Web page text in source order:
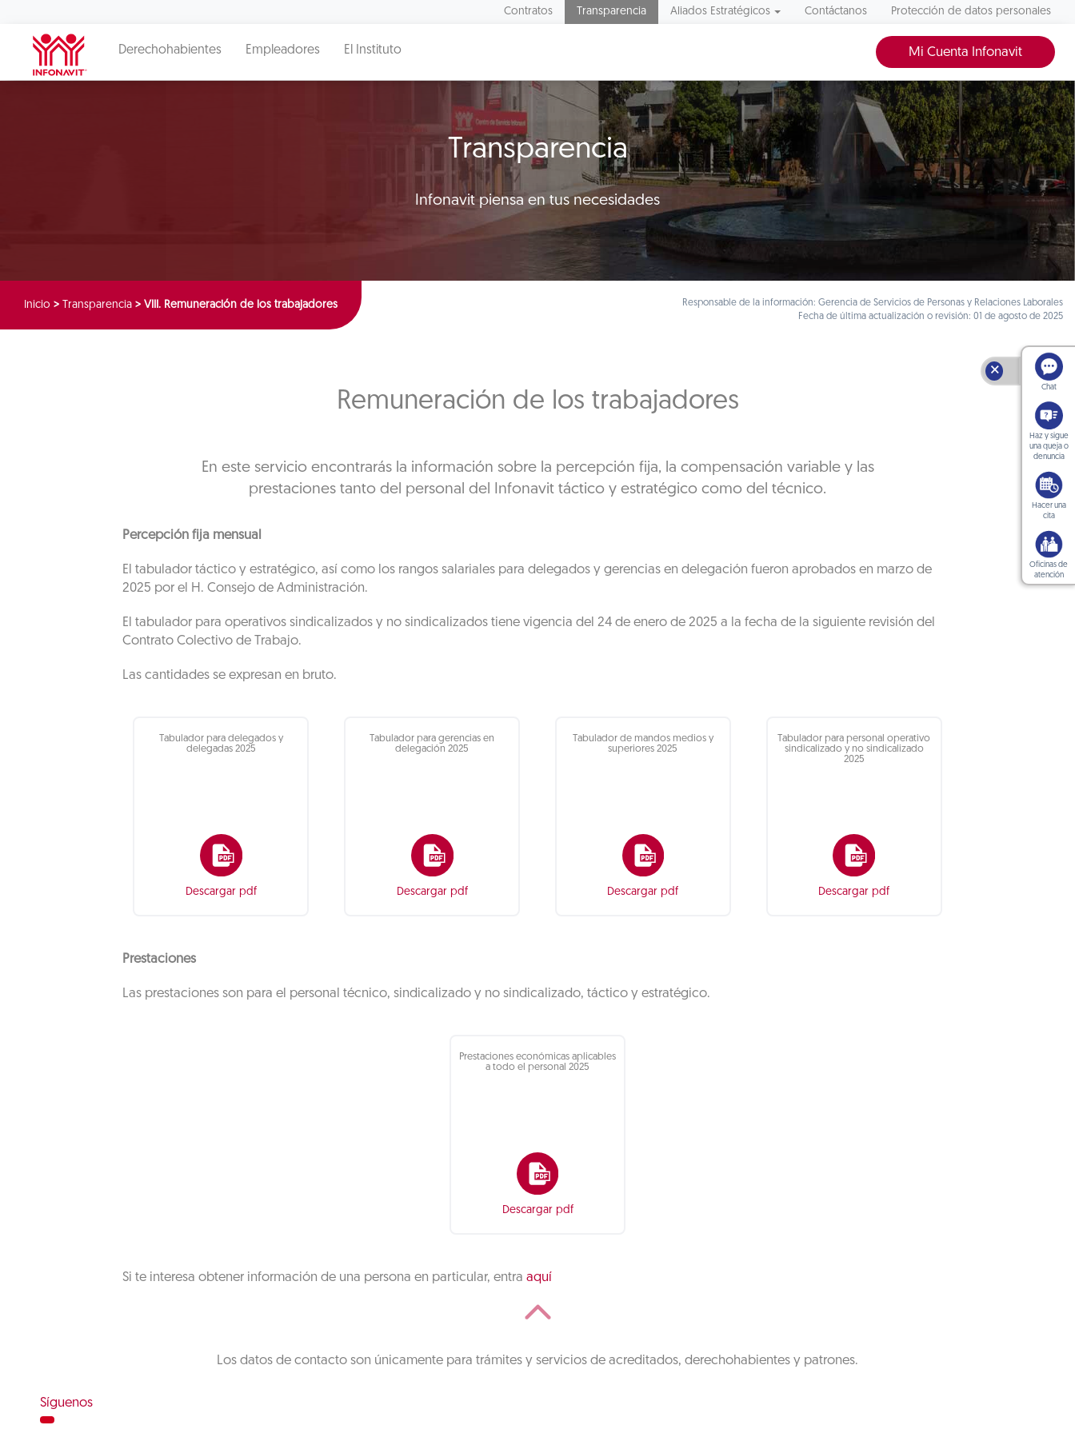
Contratos Transparencia Aliados Estratégicos Contáctanos Protección de datos personales
Derechohabientes Empleadores El Instituto Mi Cuenta Infonavit
Transparencia
Infonavit piensa en tus necesidades
Inicio > Transparencia > VIII. Remuneración de los trabajadores
Responsable de la información: Gerencia de Servicios de Personas y Relaciones Laborales
Fecha de última actualización o revisión: 01 de agosto de 2025
Remuneración de los trabajadores
En este servicio encontrarás la información sobre la percepción fija, la compensación variable y las
prestaciones tanto del personal del Infonavit táctico y estratégico como del técnico.
Percepción fija mensual
El tabulador táctico y estratégico, así como los rangos salariales para delegados y gerencias en delegación fueron aprobados en marzo de
2025 por el H. Consejo de Administración.
El tabulador para operativos sindicalizados y no sindicalizados tiene vigencia del 24 de enero de 2025 a la fecha de la siguiente revisión del
Contrato Colectivo de Trabajo.
Las cantidades se expresan en bruto.
Tabulador para delegados y
delegadas 2025
Descargar pdf
Tabulador para gerencias en
delegación 2025
Descargar pdf
Tabulador de mandos medios y
superiores 2025
Descargar pdf
Tabulador para personal operativo
sindicalizado y no sindicalizado
2025
Descargar pdf
Prestaciones
Las prestaciones son para el personal técnico, sindicalizado y no sindicalizado, táctico y estratégico.
Prestaciones económicas aplicables
a todo el personal 2025
Descargar pdf
Si te interesa obtener información de una persona en particular, entra aquí
Los datos de contacto son únicamente para trámites y servicios de acreditados, derechohabientes y patrones.
Síguenos
🗙
Chat
Haz y sigue
una queja o
denuncia
Hacer una
cita
Oficinas de
atención